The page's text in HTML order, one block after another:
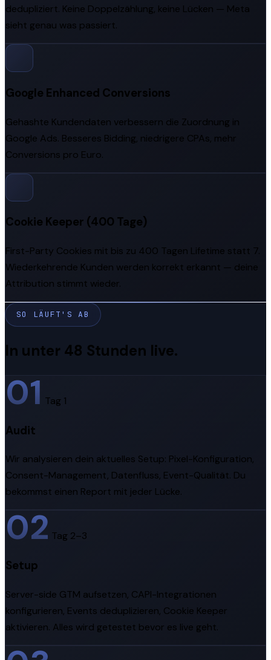
dedupliziert. Keine Doppelzählung, keine Lücken — Meta
sieht genau was passiert.
Google Enhanced Conversions
Gehashte Kundendaten verbessern die Zuordnung in
Google Ads. Besseres Bidding, niedrigere CPAs, mehr
Conversions pro Euro.
Cookie Keeper (400 Tage)
First-Party Cookies mit bis zu 400 Tagen Lifetime statt 7.
Wiederkehrende Kunden werden korrekt erkannt — deine
Attribution stimmt wieder.
SO LÄUFT'S AB
In unter 48 Stunden live.
01 Tag 1
Audit
Wir analysieren dein aktuelles Setup: Pixel-Konfiguration,
Consent-Management, Datenfluss, Event-Qualität. Du
bekommst einen Report mit jeder Lücke.
02 Tag 2–3
Setup
Server-side GTM aufsetzen, CAPI-Integrationen
konfigurieren, Events deduplizieren, Cookie Keeper
aktivieren. Alles wird getestet bevor es live geht.